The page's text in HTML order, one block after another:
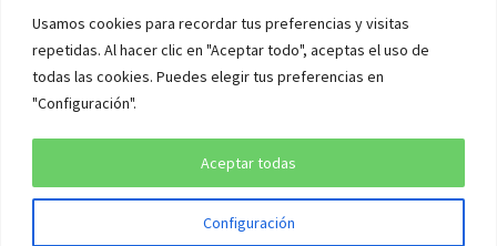
Usamos cookies para recordar tus preferencias y visitas
repetidas. Al hacer clic en "Aceptar todo", aceptas el uso de
todas las cookies. Puedes elegir tus preferencias en
"Configuración".
Configuración
Aceptar todas
AVISO LEGAL Y POLÍTICAS
Aviso legal
Política de cookies